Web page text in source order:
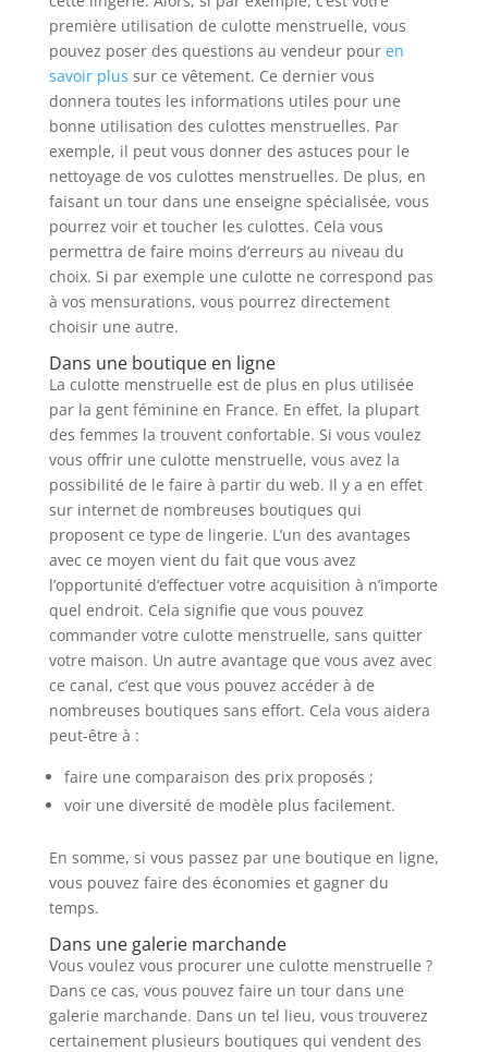
première utilisation de culotte menstruelle, vous
pouvez poser des questions au vendeur pour en
savoir plus sur ce vêtement. Ce dernier vous
donnera toutes les informations utiles pour une
bonne utilisation des culottes menstruelles. Par
exemple, il peut vous donner des astuces pour le
nettoyage de vos culottes menstruelles. De plus, en
faisant un tour dans une enseigne spécialisée, vous
pourrez voir et toucher les culottes. Cela vous
permettra de faire moins d’erreurs au niveau du
choix. Si par exemple une culotte ne correspond pas
à vos mensurations, vous pourrez directement
choisir une autre.
Dans une boutique en ligne
La culotte menstruelle est de plus en plus utilisée
par la gent féminine en France. En effet, la plupart
des femmes la trouvent confortable. Si vous voulez
vous offrir une culotte menstruelle, vous avez la
possibilité de le faire à partir du web. Il y a en effet
sur internet de nombreuses boutiques qui
proposent ce type de lingerie. L’un des avantages
avec ce moyen vient du fait que vous avez
l’opportunité d’effectuer votre acquisition à n’importe
quel endroit. Cela signifie que vous pouvez
commander votre culotte menstruelle, sans quitter
votre maison. Un autre avantage que vous avez avec
ce canal, c’est que vous pouvez accéder à de
nombreuses boutiques sans effort. Cela vous aidera
peut-être à :
faire une comparaison des prix proposés ;
voir une diversité de modèle plus facilement.
En somme, si vous passez par une boutique en ligne,
vous pouvez faire des économies et gagner du
temps.
Dans une galerie marchande
Vous voulez vous procurer une culotte menstruelle ?
Dans ce cas, vous pouvez faire un tour dans une
galerie marchande. Dans un tel lieu, vous trouverez
certainement plusieurs boutiques qui vendent des